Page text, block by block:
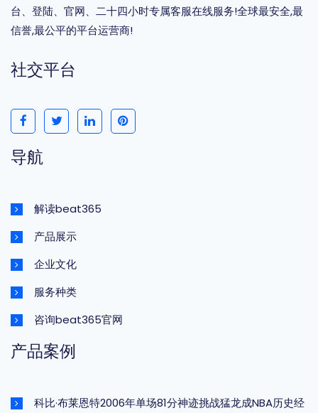
台、登陆、官网、二十四小时专属客服在线服务!全球最安全,最
信誉,最公平的平台运营商!
社交平台
导航
解读beat365
产品展示
企业文化
服务种类
咨询beat365官网
产品案例
科比·布莱恩特2006年单场81分神迹挑战猛龙成NBA历史经